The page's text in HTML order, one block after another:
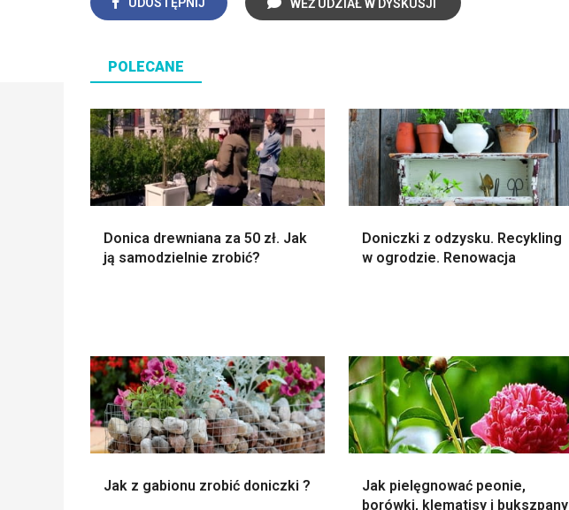
WEŹ UDZIAŁ W DYSKUSJI
POLECANE
Donica drewniana za 50 zł. Jak
ją samodzielnie zrobić?
Doniczki z odzysku. Recykling
w ogrodzie. Renowacja
Jak z gabionu zrobić doniczki ?
Jak pielęgnować peonie,
borówki, klematisy i bukszpany